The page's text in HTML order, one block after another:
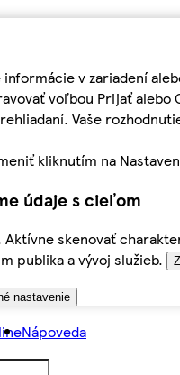
informácie v zariadení
voľbou Prijať
Vaše
kliknutím na
údaje s cieľom
skenovať
publika a vývoj služieb.
nastavenie
Nápoveda